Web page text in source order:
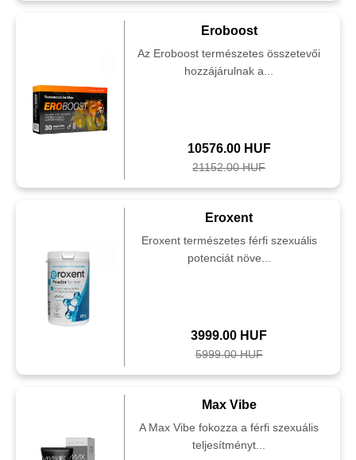
Eroboost
Az Eroboost természetes összetevői
hozzájárulnak a...
10576.00 HUF
21152.00 HUF
Eroxent
Eroxent természetes férfi szexuális
potenciát növe...
3999.00 HUF
5999.00 HUF
Max Vibe
A Max Vibe fokozza a férfi szexuális
teljesítményt...